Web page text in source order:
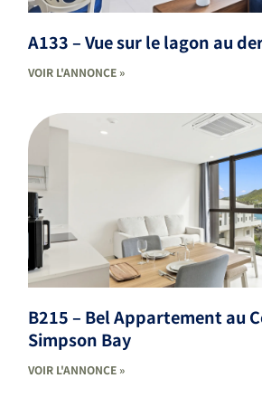
A133 – Vue sur le lagon au
VOIR L'ANNONCE »
B215 – Bel Appartement au
Simpson Bay
VOIR L'ANNONCE »